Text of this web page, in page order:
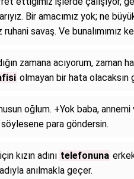
Bir amacımız yok; ne
ruhani savaş. Ve bunalımımız
zamana acıyorum, zaman
olmayan bir hata olacaksın
oğlum. +Yok baba,
para göndersin.
kızın adını telefonuna
anılmakla geçer.